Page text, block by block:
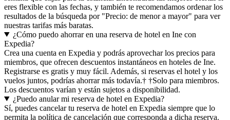
eres flexible con las fechas, y también te recomendamos ordenar los
resultados de la búsqueda por "Precio: de menor a mayor" para ver
nuestras tarifas más baratas.
¿Cómo puedo ahorrar en una reserva de hotel en Ine con
Expedia?
Crea una cuenta en Expedia y podrás aprovechar los precios para
miembros, que ofrecen descuentos instantáneos en hoteles de Ine.
Registrarse es gratis y muy fácil. Además, si reservas el hotel y los
vuelos juntos, podrías ahorrar más todavía.† †Solo para miembros.
Los descuentos varían y están sujetos a disponibilidad.
¿Puedo anular mi reserva de hotel en Expedia?
Sí, puedes cancelar tu reserva de hotel en Expedia siempre que lo
permita la política de cancelación que corresponda a dicha reserva.